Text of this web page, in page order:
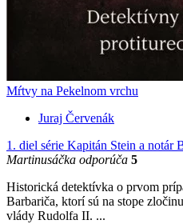
Mŕtvy na Pekelnom vrchu
Juraj Červenák
1. diel série Kapitán Stein a notár
Martinusáčka odporúča 5
Historická detektívka o prvom
Barbariča, ktorí sú na stope
vlády Rudolfa II. ...